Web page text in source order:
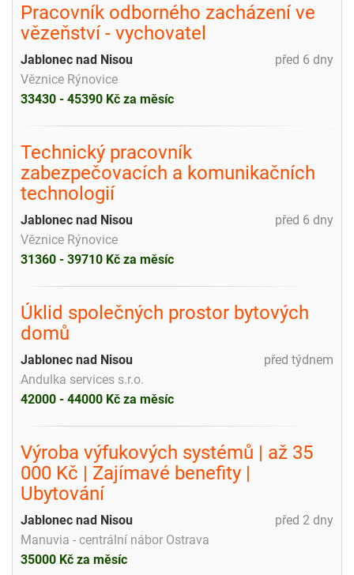
Pracovník odborného zacházení ve
vězeňství - vychovatel
před 6 dny
Jablonec nad Nisou
Věznice Rýnovice
33430 - 45390 Kč za měsíc
Technický pracovník
zabezpečovacích a komunikačních
technologií
před 6 dny
Jablonec nad Nisou
Věznice Rýnovice
31360 - 39710 Kč za měsíc
Úklid společných prostor bytových
domů
před týdnem
Jablonec nad Nisou
Andulka services s.r.o.
42000 - 44000 Kč za měsíc
Výroba výfukových systémů | až 35
000 Kč | Zajímavé benefity |
Ubytování
před 2 dny
Jablonec nad Nisou
Manuvia - centrální nábor Ostrava
35000 Kč za měsíc